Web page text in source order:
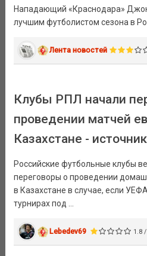
Нападающий «Краснодара»
лучшим футболистом сезона в
Лента новостей
Клубы РПЛ начали
проведении матчей
Казахстане - источник
Российские футбольные клубы
переговоры о проведении
в Казахстане в случае, если
турнирах под ...
Lebedev69 1.8